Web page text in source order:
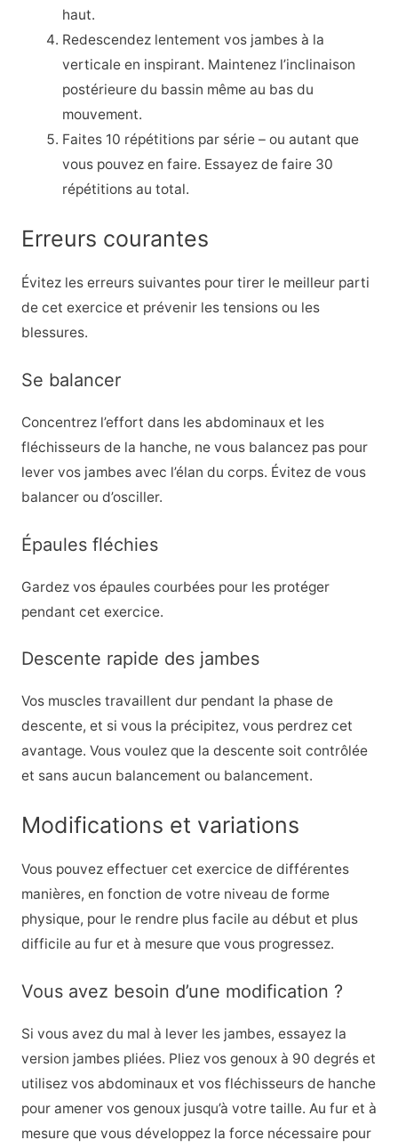
haut.
Redescendez lentement vos jambes à la
verticale en inspirant. Maintenez l’inclinaison
postérieure du bassin même au bas du
mouvement.
Faites 10 répétitions par série – ou autant que
vous pouvez en faire. Essayez de faire 30
répétitions au total.
Erreurs courantes
Évitez les erreurs suivantes pour tirer le meilleur parti
de cet exercice et prévenir les tensions ou les
blessures.
Se balancer
Concentrez l’effort dans les abdominaux et les
fléchisseurs de la hanche, ne vous balancez pas pour
lever vos jambes avec l’élan du corps. Évitez de vous
balancer ou d’osciller.
Épaules fléchies
Gardez vos épaules courbées pour les protéger
pendant cet exercice.
Descente rapide des jambes
Vos muscles travaillent dur pendant la phase de
descente, et si vous la précipitez, vous perdrez cet
avantage. Vous voulez que la descente soit contrôlée
et sans aucun balancement ou balancement.
Modifications et variations
Vous pouvez effectuer cet exercice de différentes
manières, en fonction de votre niveau de forme
physique, pour le rendre plus facile au début et plus
difficile au fur et à mesure que vous progressez.
Vous avez besoin d’une modification ?
Si vous avez du mal à lever les jambes, essayez la
version jambes pliées. Pliez vos genoux à 90 degrés et
utilisez vos abdominaux et vos fléchisseurs de hanche
pour amener vos genoux jusqu’à votre taille. Au fur et à
mesure que vous développez la force nécessaire pour